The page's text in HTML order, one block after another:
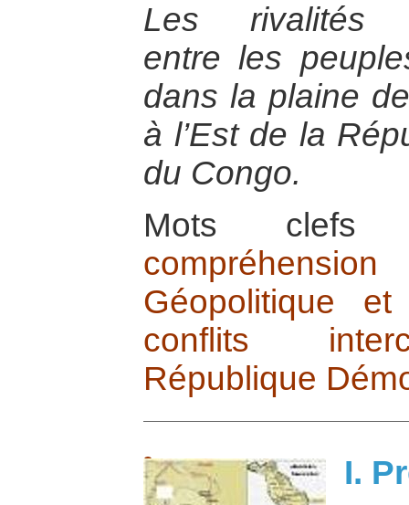
Les rivalités
entre les
dans la plaine
à l’Est de la
du Congo.
Mots
Géopolitique
conflits
République
I.